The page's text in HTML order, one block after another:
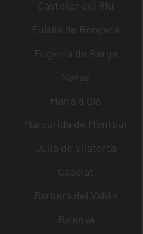
Castellar del Riu
Eulàlia de Ronçana
Eugènia de Berga
Navas
Maria d´Oló
Margarida de Montbui
Julià de Vilatorta
Capolat
Barberà del Vallès
Balenyà